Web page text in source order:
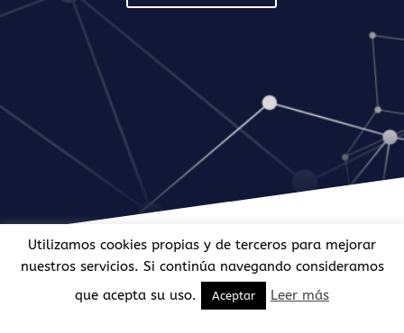
Utilizamos cookies propias y de terceros para mejorar
nuestros servicios. Si continúa navegando consideramos
que acepta su uso.
Aceptar Leer más